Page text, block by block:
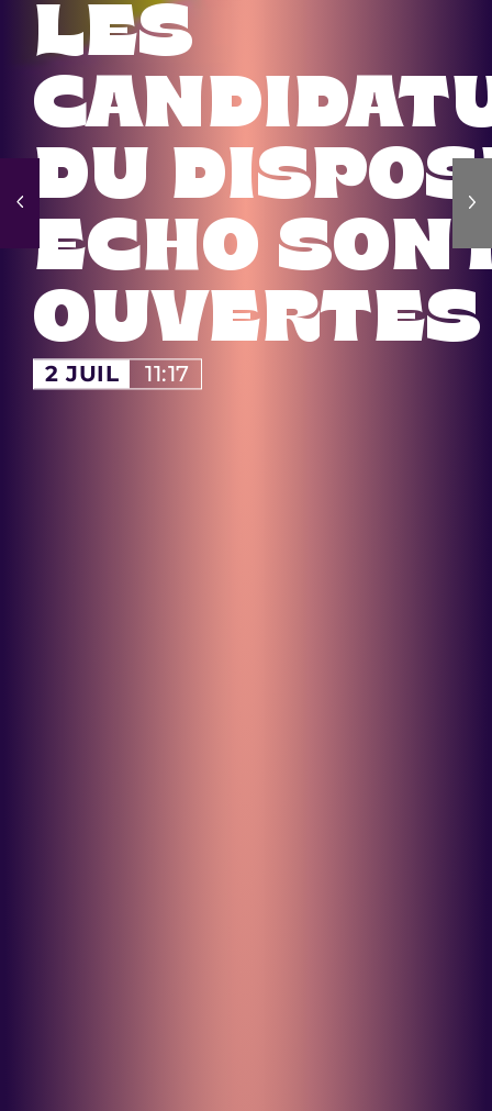
LES
DU
ECHO
2 JUIL 11:17